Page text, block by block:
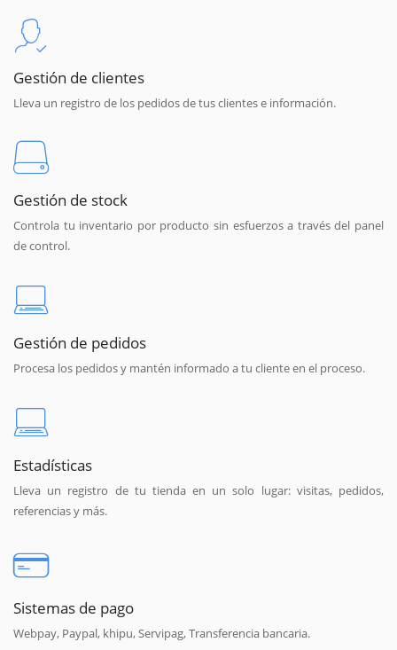
Gestión de clientes
Lleva un registro de los pedidos de tus clientes e información.
Gestión de stock
Controla tu inventario por producto sin esfuerzos a través del panel
de control.
Gestión de pedidos
Procesa los pedidos y mantén informado a tu cliente en el proceso.
Estadísticas
Lleva un registro de tu tienda en un solo lugar: visitas, pedidos,
referencias y más.
Sistemas de pago
Webpay, Paypal, khipu, Servipag, Transferencia bancaria.